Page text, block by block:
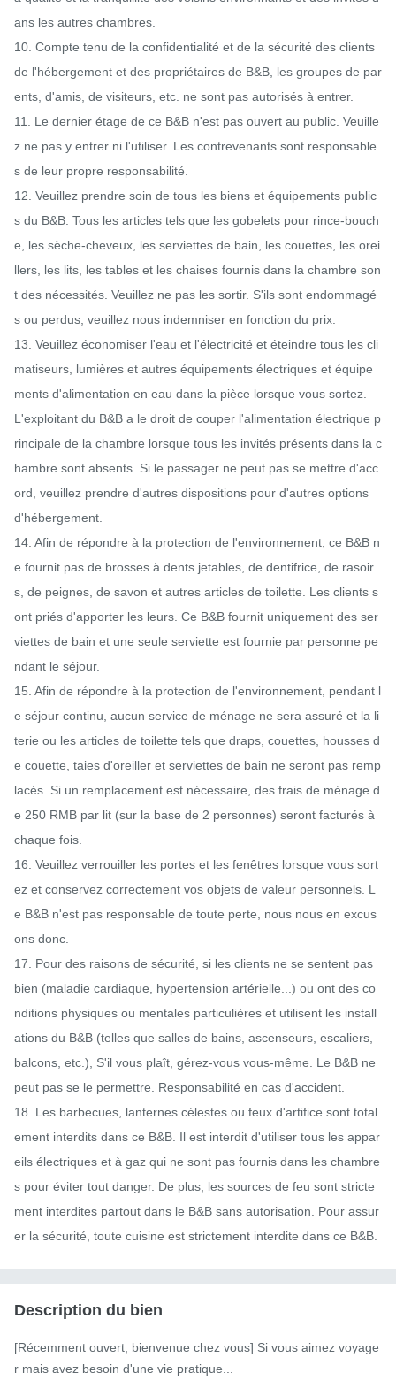
ans les autres chambres.
10. Compte tenu de la confidentialité et de la sécurité des clients
de l'hébergement et des propriétaires de B&B, les groupes de par
ents, d'amis, de visiteurs, etc. ne sont pas autorisés à entrer.
11. Le dernier étage de ce B&B n'est pas ouvert au public. Veuille
z ne pas y entrer ni l'utiliser. Les contrevenants sont responsable
s de leur propre responsabilité.
12. Veuillez prendre soin de tous les biens et équipements public
s du B&B. Tous les articles tels que les gobelets pour rince-bouch
e, les sèche-cheveux, les serviettes de bain, les couettes, les orei
llers, les lits, les tables et les chaises fournis dans la chambre son
t des nécessités. Veuillez ne pas les sortir. S'ils sont endommagé
s ou perdus, veuillez nous indemniser en fonction du prix.
13. Veuillez économiser l'eau et l'électricité et éteindre tous les cli
matiseurs, lumières et autres équipements électriques et équipe
ments d'alimentation en eau dans la pièce lorsque vous sortez.
L'exploitant du B&B a le droit de couper l'alimentation électrique p
rincipale de la chambre lorsque tous les invités présents dans la c
hambre sont absents. Si le passager ne peut pas se mettre d'acc
ord, veuillez prendre d'autres dispositions pour d'autres options
d'hébergement.
14. Afin de répondre à la protection de l'environnement, ce B&B n
e fournit pas de brosses à dents jetables, de dentifrice, de rasoir
s, de peignes, de savon et autres articles de toilette. Les clients s
ont priés d'apporter les leurs. Ce B&B fournit uniquement des ser
viettes de bain et une seule serviette est fournie par personne pe
ndant le séjour.
15. Afin de répondre à la protection de l'environnement, pendant l
e séjour continu, aucun service de ménage ne sera assuré et la li
terie ou les articles de toilette tels que draps, couettes, housses d
e couette, taies d'oreiller et serviettes de bain ne seront pas remp
lacés. Si un remplacement est nécessaire, des frais de ménage d
e 250 RMB par lit (sur la base de 2 personnes) seront facturés à
chaque fois.
16. Veuillez verrouiller les portes et les fenêtres lorsque vous sort
ez et conservez correctement vos objets de valeur personnels. L
e B&B n'est pas responsable de toute perte, nous nous en excus
ons donc.
17. Pour des raisons de sécurité, si les clients ne se sentent pas
bien (maladie cardiaque, hypertension artérielle...) ou ont des co
nditions physiques ou mentales particulières et utilisent les install
ations du B&B (telles que salles de bains, ascenseurs, escaliers,
balcons, etc.), S'il vous plaît, gérez-vous vous-même. Le B&B ne
peut pas se le permettre. Responsabilité en cas d'accident.
18. Les barbecues, lanternes célestes ou feux d'artifice sont total
ement interdits dans ce B&B. Il est interdit d'utiliser tous les appar
eils électriques et à gaz qui ne sont pas fournis dans les chambre
s pour éviter tout danger. De plus, les sources de feu sont stricte
ment interdites partout dans le B&B sans autorisation. Pour assur
er la sécurité, toute cuisine est strictement interdite dans ce B&B.
Description du bien
[Récemment ouvert, bienvenue chez vous] Si vous aimez voyage
r mais avez besoin d'une vie pratique...